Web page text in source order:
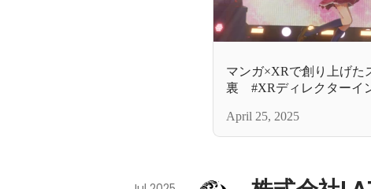
マンガ×XRで創り上げた
裏 #XRディレクターイ
April 25, 2025